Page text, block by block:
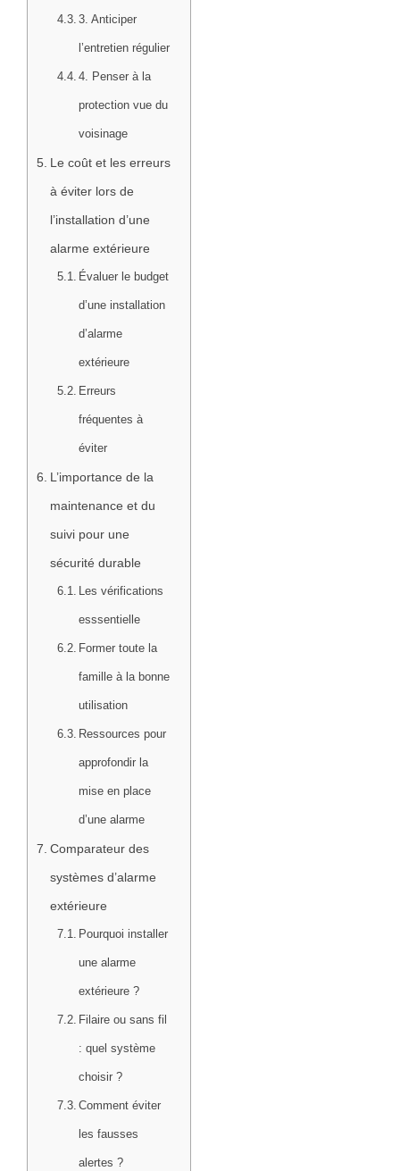
3. Anticiper
l’entretien régulier
4. Penser à la
protection vue du
voisinage
Le coût et les erreurs
à éviter lors de
l’installation d’une
alarme extérieure
Évaluer le budget
d’une installation
d’alarme
extérieure
Erreurs
fréquentes à
éviter
L’importance de la
maintenance et du
suivi pour une
sécurité durable
Les vérifications
esssentielle
Former toute la
famille à la bonne
utilisation
Ressources pour
approfondir la
mise en place
d’une alarme
Comparateur des
systèmes d’alarme
extérieure
Pourquoi installer
une alarme
extérieure ?
Filaire ou sans fil
: quel système
choisir ?
Comment éviter
les fausses
alertes ?